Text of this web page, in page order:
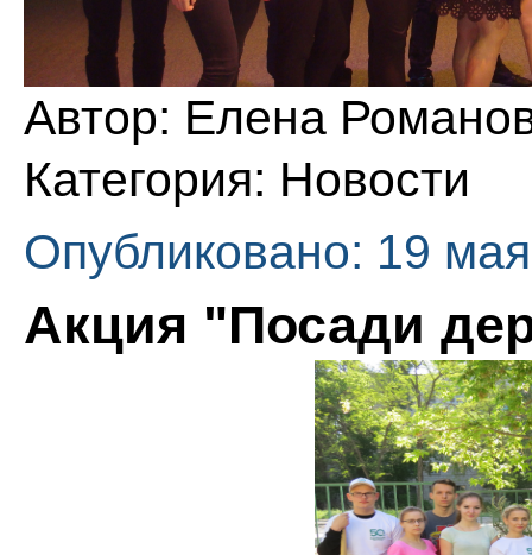
Автор: Елена
Категория: Новости
Опубликовано: 19
Акция "Посади